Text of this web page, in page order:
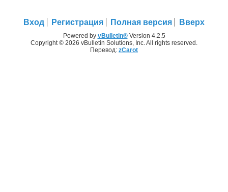
Вход Регистрация Полная версия Вверх
Powered by vBulletin®Version 4.2.5
Copyright © 2026 vBulletin Solutions, Inc. All rights reserved.
Перевод: zCarot